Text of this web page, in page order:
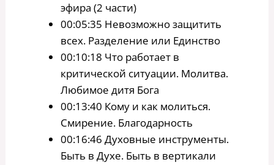
эфира (2 части)
00:05:35 Невозможно защитить
всех. Разделение или Единство
00:10:18 Что работает в
критической ситуации. Молитва.
Любимое дитя Бога
00:13:40 Кому и как молиться.
Смирение. Благодарность
00:16:46 Духовные инструменты.
Быть в Духе. Быть в вертикали